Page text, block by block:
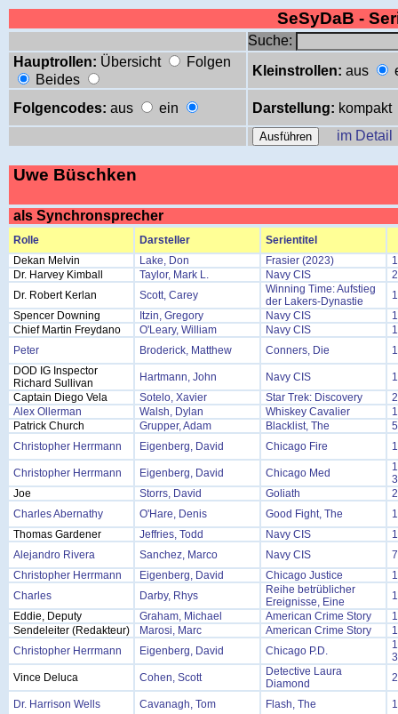
SeSyDaB -
Suche:
Hauptrollen: Übersicht
Folgen
Beides
Kleinstrollen: aus
Folgencodes: aus ein Darstellung: kompakt
im Detail
Uwe Büschken
als Synchronsprecher
Rolle Darsteller
Serientitel
Dekan Melvin
Lake, Don Frasier (2023)
Dr. Harvey Kimball
Taylor, Mark L. Navy CIS
Dr. Robert Kerlan
Scott, Carey
Winning Time: Aufstieg
der Lakers-Dynastie
Spencer Downing
Itzin, Gregory Navy CIS
Chief Martin Freydano
O'Leary, William Navy CIS
Peter
Broderick, Matthew Conners, Die
DOD IG Inspector
Richard Sullivan
Hartmann, John Navy CIS
Captain Diego Vela
Sotelo, Xavier Star Trek: Discovery
Alex Ollerman
Walsh, Dylan Whiskey Cavalier
Patrick Church
Grupper, Adam Blacklist, The
Christopher Herrmann
Eigenberg, David Chicago Fire
Christopher Herrmann Eigenberg, David Chicago Med
Joe
Storrs, David Goliath
Charles Abernathy
O'Hare, Denis Good Fight, The
Thomas Gardener
Jeffries, Todd Navy CIS
Alejandro Rivera
Sanchez, Marco Navy CIS
Christopher Herrmann
Eigenberg, David Chicago Justice
Charles
Darby, Rhys
Reihe betrüblicher
Ereignisse, Eine
Eddie, Deputy
Graham, Michael American Crime Story
Sendeleiter (Redakteur)
Marosi, Marc American Crime Story
Christopher Herrmann
Eigenberg, David Chicago P.D.
Vince Deluca
Cohen, Scott
Detective Laura
Diamond
Dr. Harrison Wells Cavanagh, Tom Flash, The